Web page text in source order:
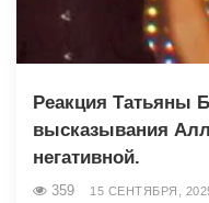
Реакция Татьяны
высказывания
негативной.
359 15 СЕНТЯБРЯ,